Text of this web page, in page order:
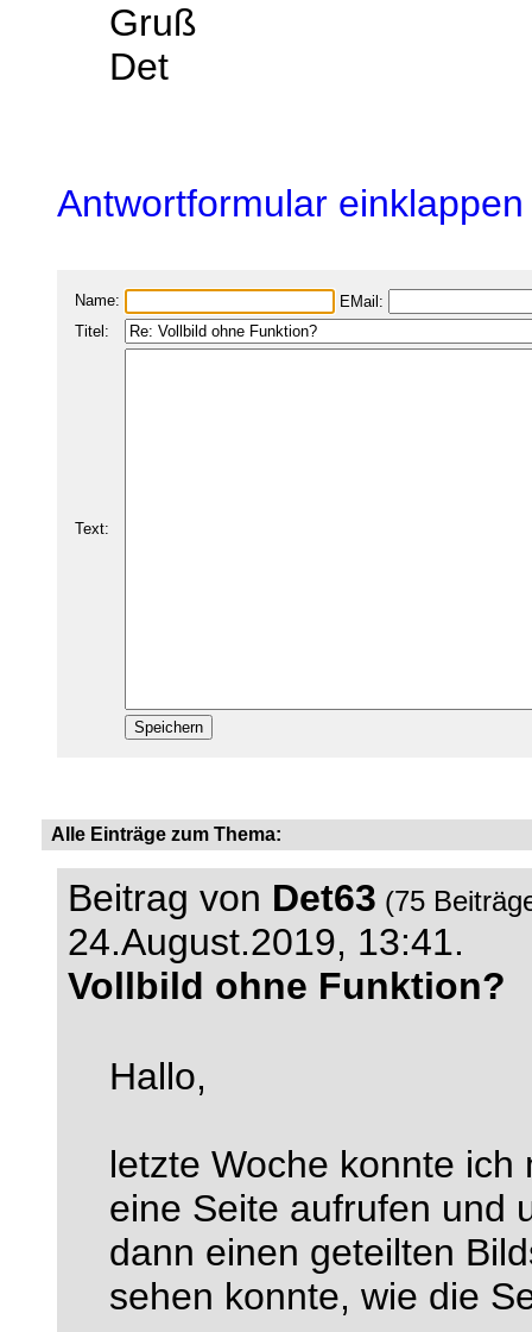
Gruß
Det
Antwortformular einklappen
Name:
EMail:
Titel:
Text:
Alle Einträge zum Thema:
Beitrag von Det63 (75
24.August.2019, 13:41.
Vollbild ohne Funktion?
Hallo,
letzte Woche konnte
eine Seite aufrufen und
dann einen geteilten
sehen konnte, wie die